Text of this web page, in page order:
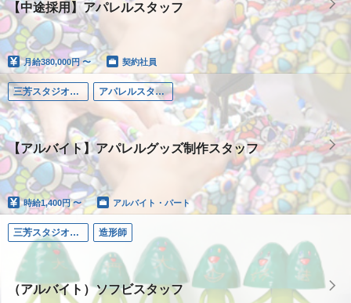
【中途採用】アパレルスタッフ
月給380,000円 〜 契約社員
三芳スタジオ（埼玉） アパレルスタッフ
【アルバイト】アパレルグッズ制作スタッフ
時給1,400円 〜 アルバイト・パート
三芳スタジオ（埼玉） 造形師
（アルバイト）ソフビスタッフ